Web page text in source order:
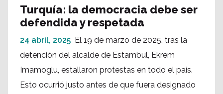
Turquía: la democracia debe ser
defendida y respetada
24 abril, 2025 El 19 de marzo de 2025, tras la
detención del alcalde de Estambul, Ekrem
Imamoglu, estallaron protestas en todo el país.
Esto ocurrió justo antes de que fuera designado